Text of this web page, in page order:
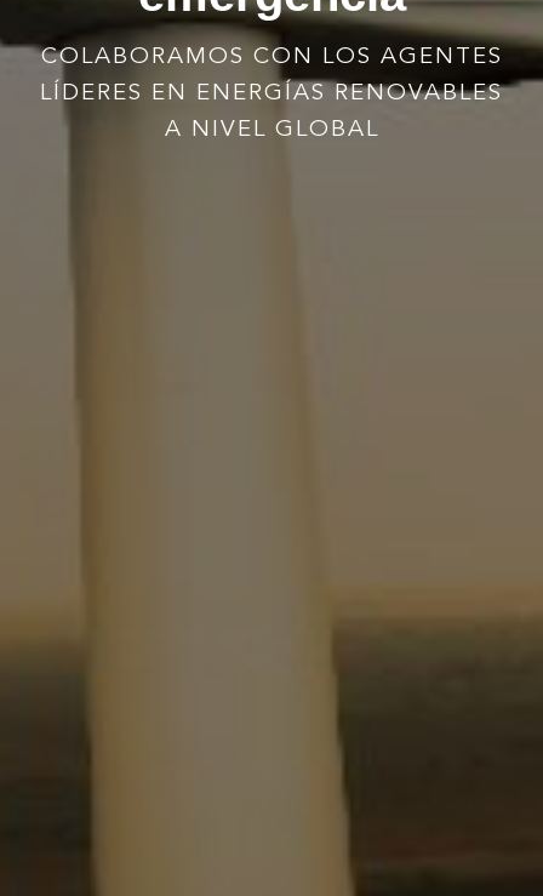
COLABORAMOS CON LOS AGENTES
LÍDERES EN ENERGÍAS RENOVABLES
A NIVEL GLOBAL